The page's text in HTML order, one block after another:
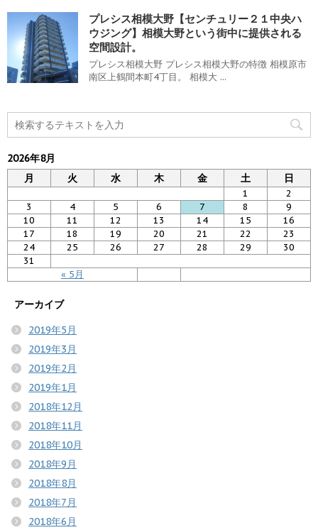
プレシス相模大野【センチュリー２１中央ハ
ウジング】相模大野という街中に提供される
空間設計。
プレシス相模大野 プレシス相模大野の特徴 相模原市
南区上鶴間本町4丁目。 相模大 ...
2026年8月
月
火 水 木 金 土 日
« 5月
1
2
3
4 5 6 7 8
9
10
11 12 13 14 15
16
17
18 19 20 21 22
23
24
25 26 27 28 29
30
31
アーカイブ
2019年5月
2019年3月
2019年2月
2019年1月
2018年12月
2018年11月
2018年10月
2018年9月
2018年8月
2018年7月
2018年6月